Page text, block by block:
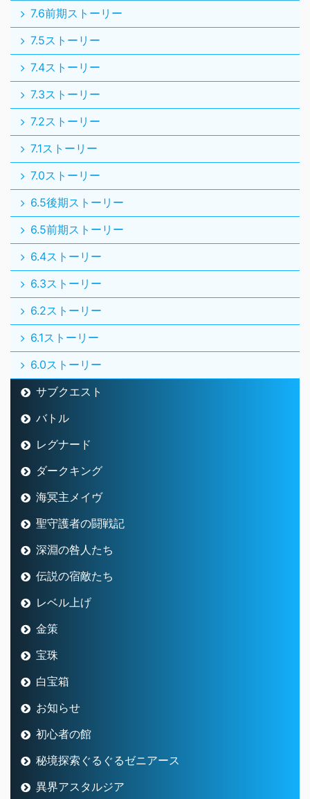
7.6前期ストーリー
7.5ストーリー
7.4ストーリー
7.3ストーリー
7.2ストーリー
7.1ストーリー
7.0ストーリー
6.5後期ストーリー
6.5前期ストーリー
6.4ストーリー
6.3ストーリー
6.2ストーリー
6.1ストーリー
6.0ストーリー
サブクエスト
バトル
レグナード
ダークキング
海冥主メイヴ
聖守護者の闘戦記
深淵の咎人たち
伝説の宿敵たち
レベル上げ
金策
宝珠
白宝箱
お知らせ
初心者の館
秘境探索ぐるぐるゼニアース
異界アスタルジア